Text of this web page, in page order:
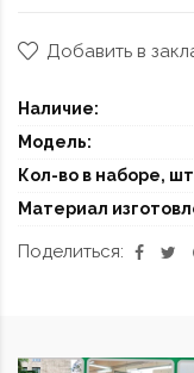
Добавить в
Наличие:
Модель:
Кол-во в наборе,
Материал
Поделиться: